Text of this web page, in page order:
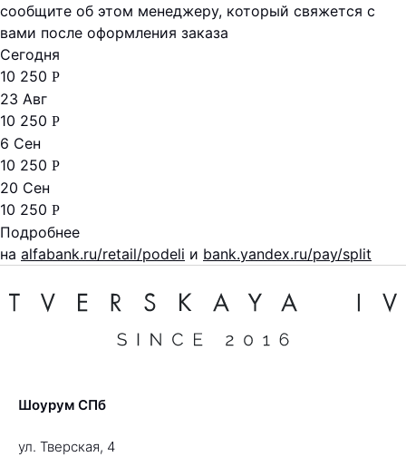
сообщите об этом менеджеру, который свяжется с
вами после оформления заказа
Сегодня
10 250 Р
23 Авг
10 250 Р
6 Сен
10 250 Р
20 Сен
10 250 Р
Подробнее
на alfabank.ru/retail/podeli и bank.yandex.ru/pay/split
Шоурум СПб
ул. Тверская, 4